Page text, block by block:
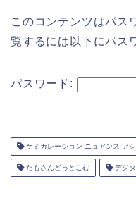
このコンテンツはパス
覧するには以下にパス
パスワード:
ケミカレーション ニュアンス ア
たもさんどっとこむ デジタ